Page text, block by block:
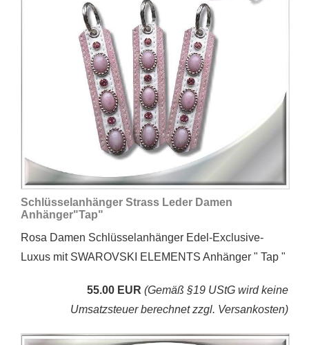
Schlüsselanhänger Strass Leder Damen
Anhänger"Tap"
Rosa Damen Schlüsselanhänger Edel-Exclusive-
Luxus mit SWAROVSKI ELEMENTS Anhänger " Tap "
55.00 EUR (Gemäß §19 UStG wird keine
Umsatzsteuer berechnet zzgl. Versankosten)